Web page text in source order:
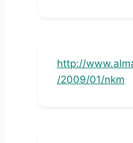
http://
/2009/01/nkm